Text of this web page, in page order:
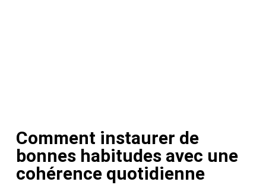
Comment instaurer de
bonnes habitudes avec une
cohérence quotidienne